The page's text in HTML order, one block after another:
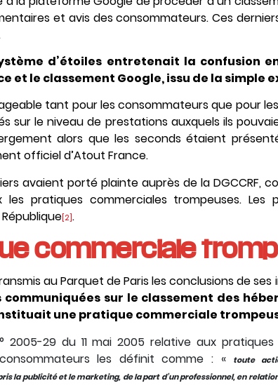
et avis des consommateurs. Ces
d’étoiles entretenait la confusion
et le classement Google, issu de la simple
tant pour les consommateurs que pour les
sur le niveau de prestations auxquels ils
alors que les seconds étaient
officiel d’Atout France.
avaient porté plainte auprès de la DGCCRF,
pratiques commerciales trompeuses. Les
[2].
commerciale
au Parquet de Paris les conclusions de
sur le classement des
une pratique commerciale
2005-29 du 11 mai 2005 relative aux
les définit comme : «
toute
la publicité et le marketing, de la part d’un professionnel, en